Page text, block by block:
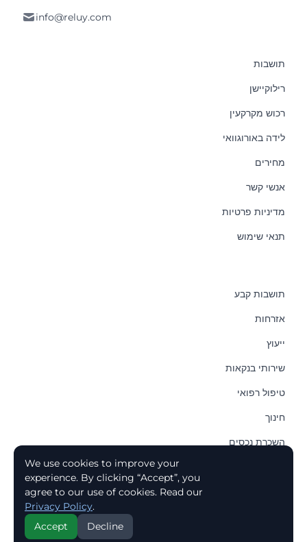
info@reluy.com
תושבות
רילוקיישן
רכוש מקרקעין
לידה באורוגוואי
מחירים
אנשי קשר
מדיניות פרטיות
תנאי שימוש
תושבות קבע
אזרחות
ייעוץ
שירותי בנקאות
טיפול רפואי
חינוך
השכרת נכסים
© 2026 Reluy - Relocation to Uruguay
We use cookies to improve your
experience. By clicking “Accept”, you
agree to our use of cookies. Read our
Privacy Policy.
Accept
Decline